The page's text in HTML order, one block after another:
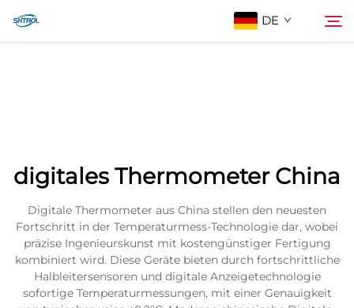
DE
Kontaktieren Sie uns
digitales Thermometer China
Digitale Thermometer aus China stellen den neuesten
Fortschritt in der Temperaturmess-Technologie dar, wobei
präzise Ingenieurskunst mit kostengünstiger Fertigung
kombiniert wird. Diese Geräte bieten durch fortschrittliche
Halbleitersensoren und digitale Anzeigetechnologie
sofortige Temperaturmessungen, mit einer Genauigkeit